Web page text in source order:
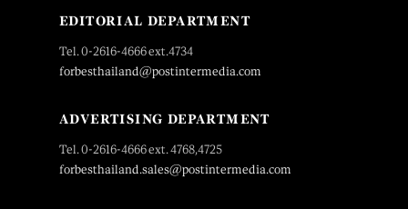
EDITORIAL DEPARTMENT
Tel. 0-2616-4666 ext.4734
forbesthailand@postintermedia.com
ADVERTISING DEPARTMENT
Tel. 0-2616-4666 ext. 4768,4725
forbesthailand.sales@postintermedia.com